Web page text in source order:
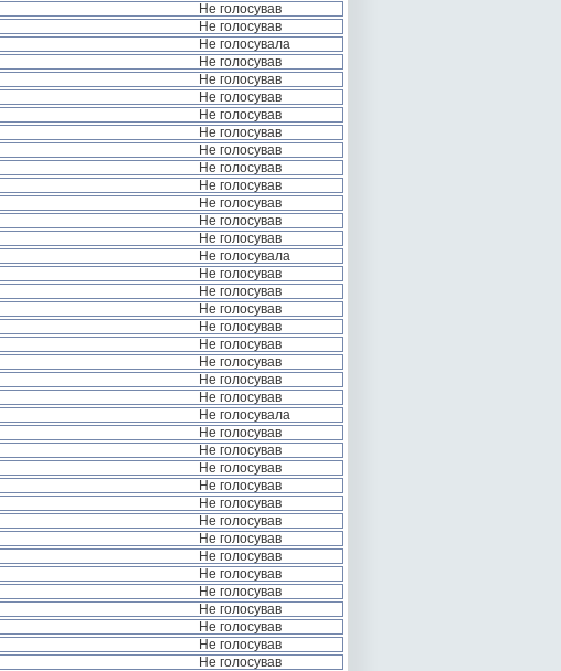
Не голосував
Не голосував
Не голосувала
Не голосував
Не голосував
Не голосував
Не голосував
Не голосував
Не голосував
Не голосував
Не голосував
Не голосував
Не голосував
Не голосував
Не голосувала
Не голосував
Не голосував
Не голосував
Не голосував
Не голосував
Не голосував
Не голосував
Не голосував
Не голосувала
Не голосував
Не голосував
Не голосував
Не голосував
Не голосував
Не голосував
Не голосував
Не голосував
Не голосував
Не голосував
Не голосував
Не голосував
Не голосував
Не голосував